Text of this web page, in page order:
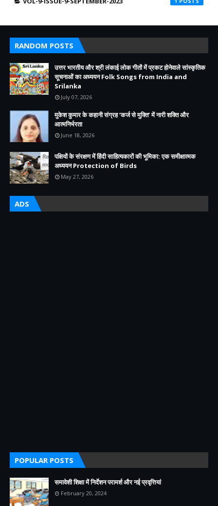
RANDOM POSTS
उत्तर भारतीय और श्री लंकाई लोक गीतों में प्रकट होनेवाले सांस्कृतिक
सूचनाओं का अध्ययन Folk Songs from India and
Srilanka
July 07, 2026
मुकेश कुमार के कहानी संग्रह ‘कर्ज से मुक्ति’ में नारी शक्ति और
आत्मनिर्भरता
June 18, 2026
पक्षियों के संरक्षण में हिंदी साहित्यकारों की भूमिका: एक समीक्षात्मक
अध्ययन Protection of Birds
May 27, 2026
ADS
POPULAR POSTS
समावेशी शिक्षा में निर्देशन परामर्श और नई प्रवृत्तियां
February 20, 2024